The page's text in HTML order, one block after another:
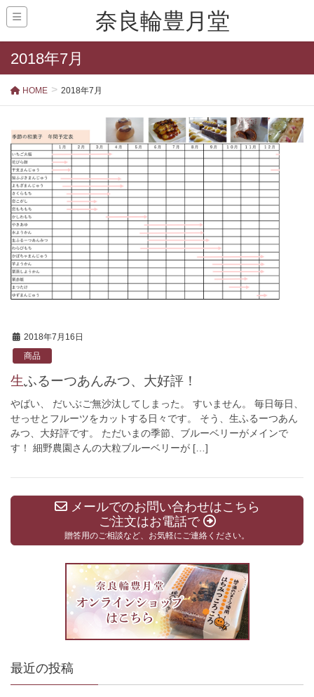
奈良輪豊月堂
2018年7月
HOME 2018年7月
2018年7月16日
商品
生ふるーつあんみつ、大好評！
やばい、 だいぶご無沙汰してしまった。 すいません。 毎日毎日、
せっせとフルーツをカットする日々です。 そう、生ふるーつあん
みつ、大好評です。 ただいまの季節、ブルーベリーがメインで
す！ 細野農園さんの大粒ブルーベリーが […]
メールでのお問い合わせはこちら
ご注文はお電話で
贈答用のご相談など、お気軽にご連絡ください。
最近の投稿